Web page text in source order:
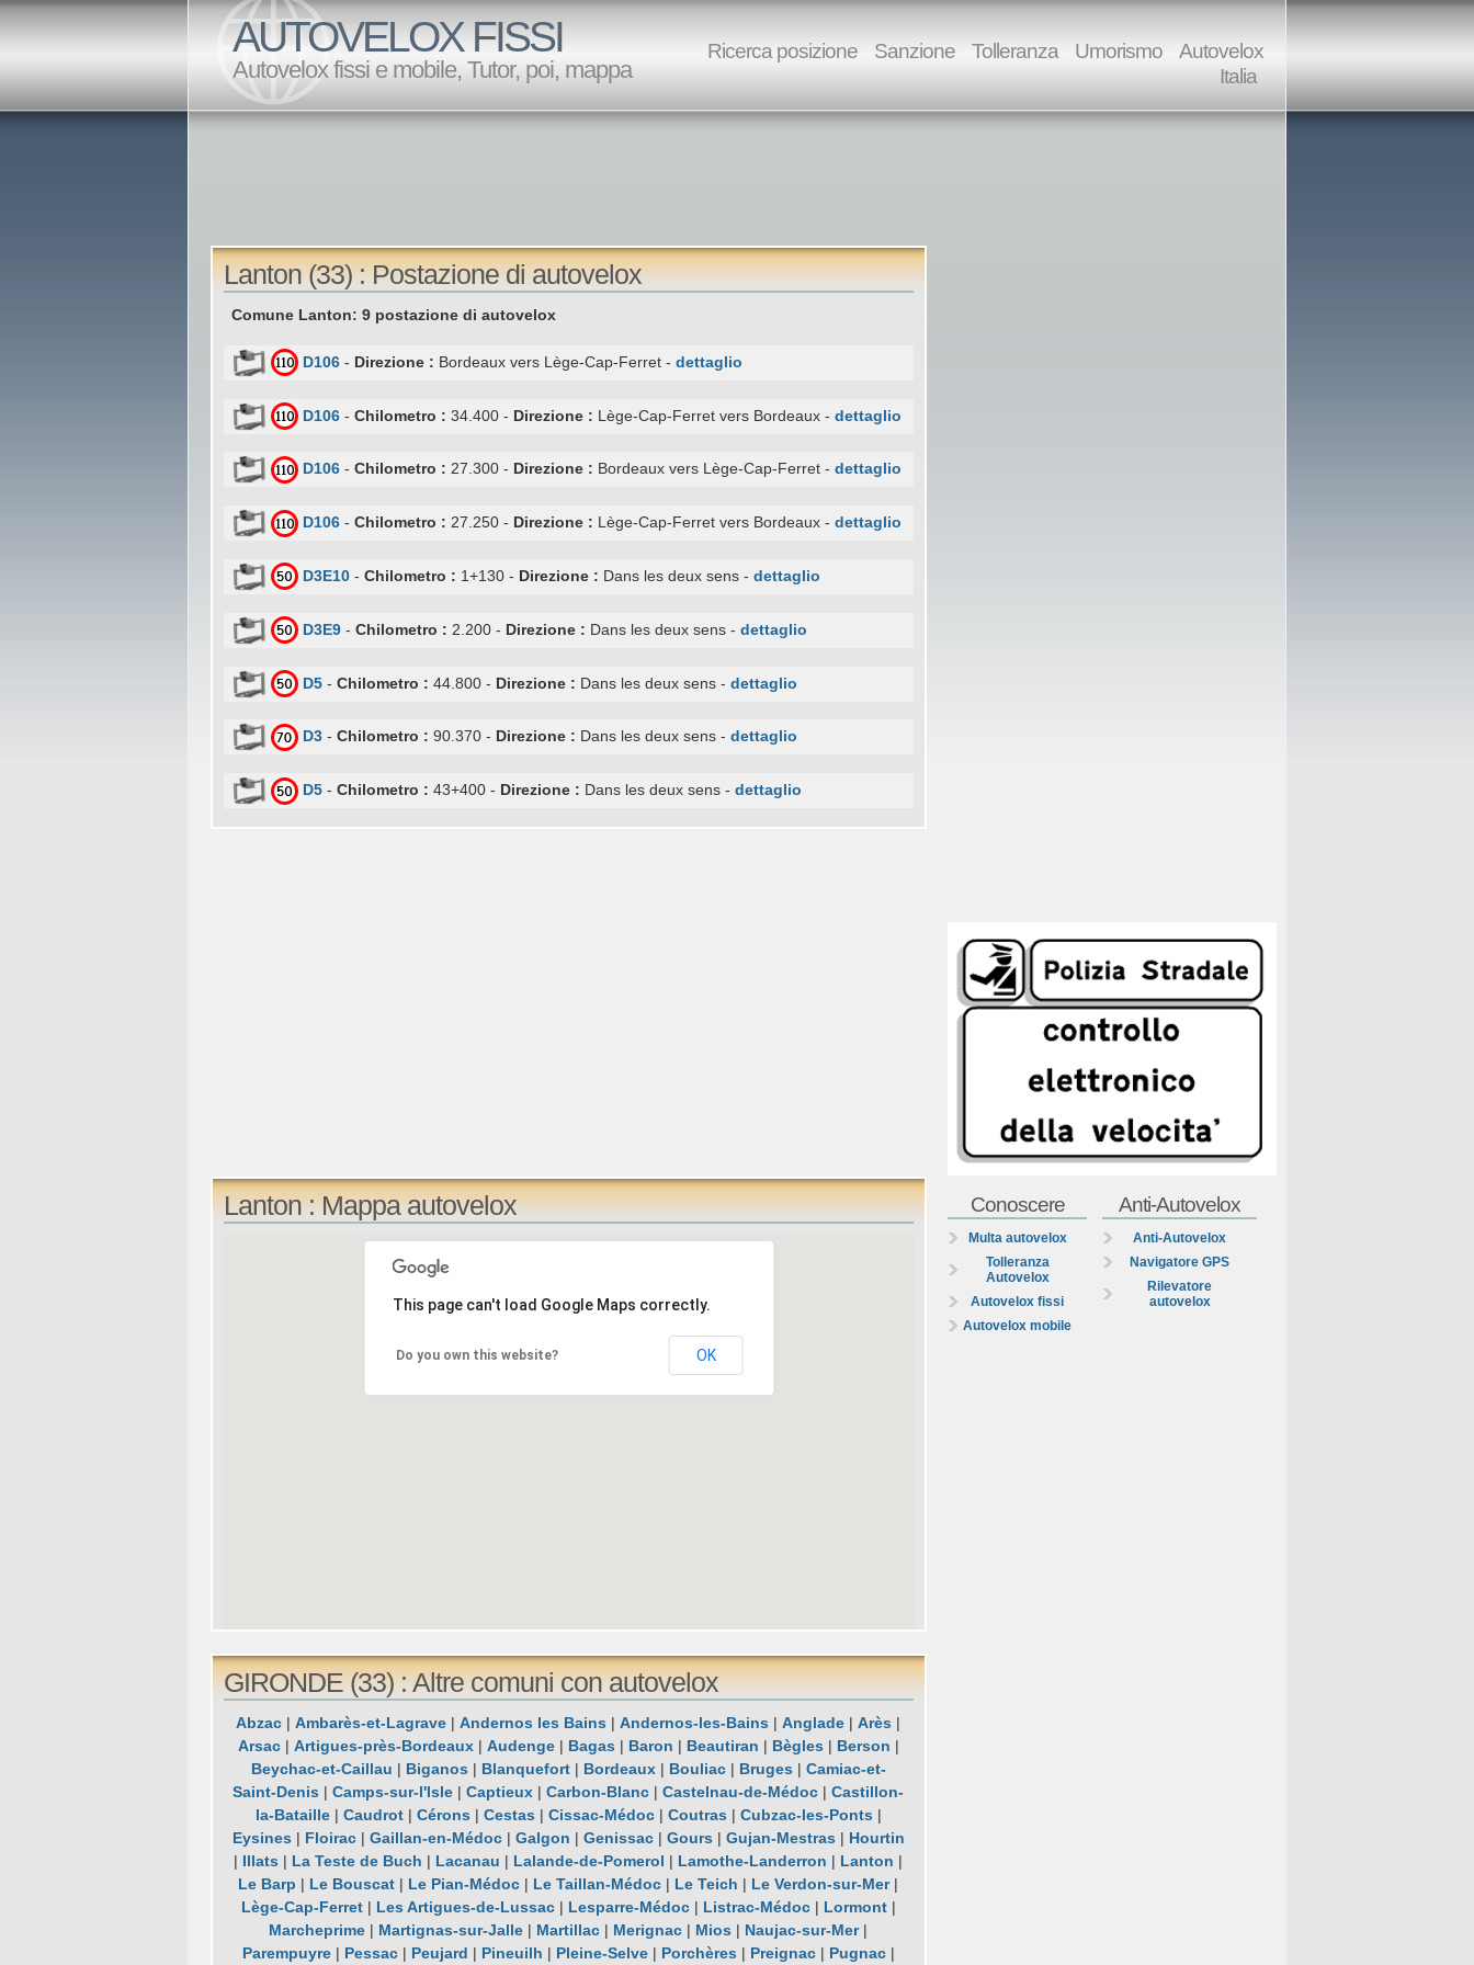
AUTOVELOX FISSI
Autovelox fissi e mobile, Tutor, poi, mappa
Ricerca posizione Sanzione Tolleranza Umorismo
Autovelox
Italia
Lanton (33) : Postazione di autovelox
Comune Lanton: 9 postazione di autovelox
D106 - Direzione : Bordeaux vers Lège-Cap-Ferret - dettaglio
D106 - Chilometro : 34.400 - Direzione : Lège-Cap-Ferret vers Bordeaux - dettaglio
D106 - Chilometro : 27.300 - Direzione : Bordeaux vers Lège-Cap-Ferret - dettaglio
D106 - Chilometro : 27.250 - Direzione : Lège-Cap-Ferret vers Bordeaux - dettaglio
D3E10 - Chilometro : 1+130 - Direzione : Dans les deux sens - dettaglio
D3E9 - Chilometro : 2.200 - Direzione : Dans les deux sens - dettaglio
D5 - Chilometro : 44.800 - Direzione : Dans les deux sens - dettaglio
D3 - Chilometro : 90.370 - Direzione : Dans les deux sens - dettaglio
D5 - Chilometro : 43+400 - Direzione : Dans les deux sens - dettaglio
Lanton : Mappa autovelox
This page can't load Google Maps correctly.
Do you own this website? OK
GIRONDE (33) : Altre comuni con autovelox
Abzac |Ambarès-et-Lagrave |Andernos les Bains |Andernos-les-Bains |Anglade |Arès |
Arsac| Artigues-près-Bordeaux| Audenge| Bagas | Baron | Beautiran | Bègles | Berson |
Beychac-et-Caillau | Biganos | Blanquefort| Bordeaux| Bouliac| Bruges | Camiac-et-
Saint-Denis |Camps-sur-l'Isle |Captieux |Carbon-Blanc |Castelnau-de-Médoc |Castillon-
la-Bataille| Caudrot| Cérons | Cestas | Cissac-Médoc| Coutras | Cubzac-les-Ponts |
Eysines | Floirac| Gaillan-en-Médoc| Galgon | Genissac| Gours | Gujan-Mestras | Hourtin
| Illats | La Teste de Buch | Lacanau | Lalande-de-Pomerol | Lamothe-Landerron | Lanton |
Le Barp | Le Bouscat | Le Pian-Médoc | Le Taillan-Médoc | Le Teich | Le Verdon-sur-Mer|
Lège-Cap-Ferret| Les Artigues-de-Lussac| Lesparre-Médoc| Listrac-Médoc| Lormont|
Marcheprime | Martignas-sur-Jalle | Martillac | Merignac | Mios | Naujac-sur-Mer|
Parempuyre| Pessac| Peujard | Pineuilh | Pleine-Selve| Porchères | Preignac| Pugnac|
Conoscere
Multa autovelox
Tolleranza
Autovelox
Autovelox fissi
Autovelox mobile
Anti-Autovelox
Anti-Autovelox
Navigatore GPS
Rilevatore
autovelox